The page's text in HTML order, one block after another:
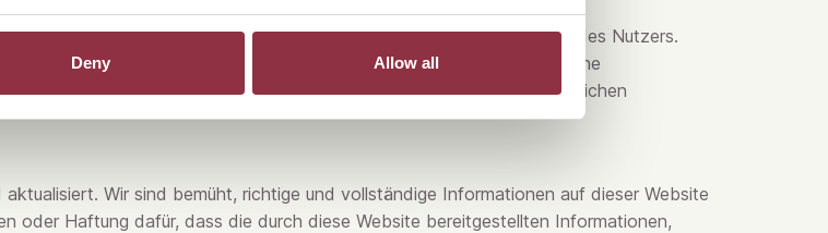
Deny Allow all
Jede Eingabe von Personendaten geschieht auf eigenes Risiko des Nutzers.
eingesehen werden. Die Grand Hotel National AG übernimmt keine
dafür einstehen, dass ihre Website keinerlei Viren oder andere schädlichen
Wir sind bemüht, richtige und vollständige Informationen auf dieser Website
oder Haftung dafür, dass die durch diese Website bereitgestellten Informationen,